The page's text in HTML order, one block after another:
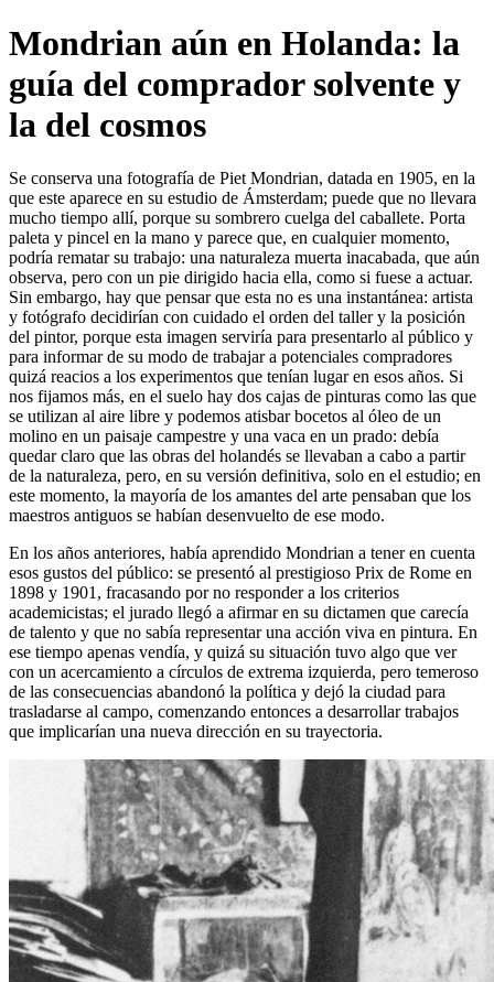
Mondrian aún en Holanda: la
guía del comprador solvente y
la del cosmos
Se conserva una fotografía de Piet Mondrian, datada en 1905, en la
que este aparece en su estudio de Ámsterdam; puede que no llevara
mucho tiempo allí, porque su sombrero cuelga del caballete. Porta
paleta y pincel en la mano y parece que, en cualquier momento,
podría rematar su trabajo: una naturaleza muerta inacabada, que aún
observa, pero con un pie dirigido hacia ella, como si fuese a actuar.
Sin embargo, hay que pensar que esta no es una instantánea: artista
y fotógrafo decidirían con cuidado el orden del taller y la posición
del pintor, porque esta imagen serviría para presentarlo al público y
para informar de su modo de trabajar a potenciales compradores
quizá reacios a los experimentos que tenían lugar en esos años. Si
nos fijamos más, en el suelo hay dos cajas de pinturas como las que
se utilizan al aire libre y podemos atisbar bocetos al óleo de un
molino en un paisaje campestre y una vaca en un prado: debía
quedar claro que las obras del holandés se llevaban a cabo a partir
de la naturaleza, pero, en su versión definitiva, solo en el estudio; en
este momento, la mayoría de los amantes del arte pensaban que los
maestros antiguos se habían desenvuelto de ese modo.
En los años anteriores, había aprendido Mondrian a tener en cuenta
esos gustos del público: se presentó al prestigioso Prix de Rome en
1898 y 1901, fracasando por no responder a los criterios
academicistas; el jurado llegó a afirmar en su dictamen que carecía
de talento y que no sabía representar una acción viva en pintura. En
ese tiempo apenas vendía, y quizá su situación tuvo algo que ver
con un acercamiento a círculos de extrema izquierda, pero temeroso
de las consecuencias abandonó la política y dejó la ciudad para
trasladarse al campo, comenzando entonces a desarrollar trabajos
que implicarían una nueva dirección en su trayectoria.